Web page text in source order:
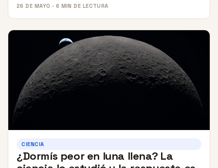
26 DE MAYO · 6 MIN DE LECTURA
CIENCIA
¿Dormís peor en luna llena? La